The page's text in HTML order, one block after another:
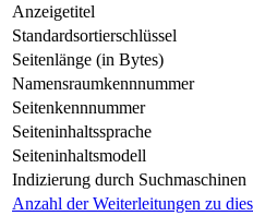
Anzeigetitel
Standardsortierschlüssel
Seitenlänge (in Bytes)
Namensraumkennnummer
Seitenkennnummer
Seiteninhaltssprache
Seiteninhaltsmodell
Indizierung durch Suchmaschinen
Anzahl der Weiterleitungen zu